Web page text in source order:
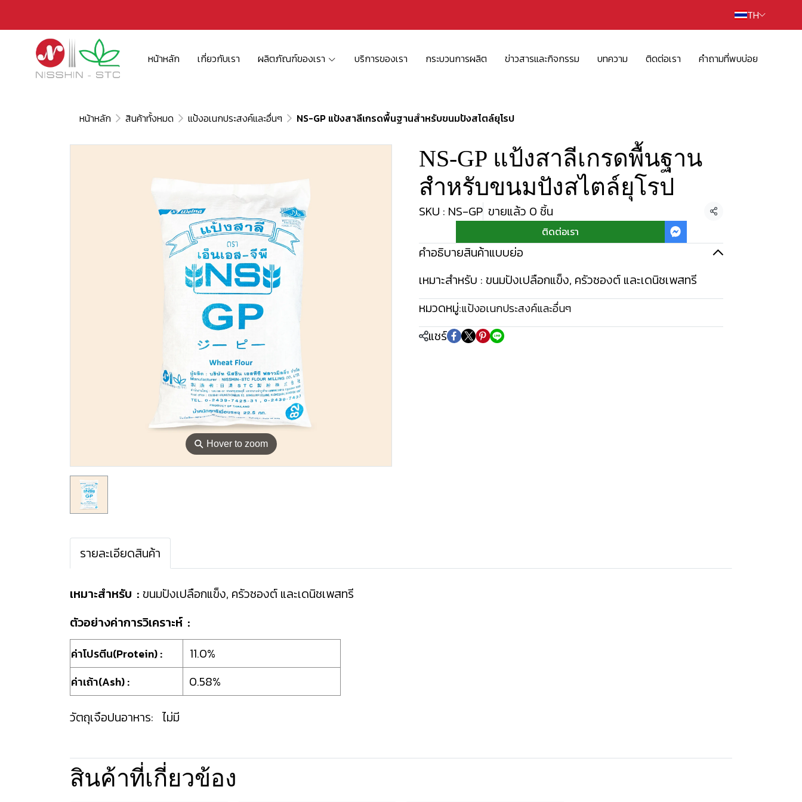
TH
หน้าหลัก เกี่ยวกับเรา ผลิตภัณฑ์ของเรา บริการของเรา กระบวนการผลิต ข่าวสารและกิจกรรม บทความ ติดต่อเรา คำถามที่พบบ่อย
หน้าหลัก สินค้าทั้งหมด แป้งอเนกประสงค์และอื่นๆ NS-GP แป้งสาลีเกรดพื้นฐานสำหรับขนมปังสไตล์ยุโรป
⚲ Hover to zoom
NS-GP แป้งสาลีเกรดพื้นฐาน
สำหรับขนมปังสไตล์ยุโรป
SKU : NS-GP ขายแล้ว 0 ชิ้น
แชร์
ติดต่อเรา
คำอธิบายสินค้าแบบย่อ
เหมาะสำหรับ : ขนมปังเปลือกแข็ง, ครัวซองต์ และเดนิชเพสทรี
หมวดหมู่:แป้งอเนกประสงค์และอื่นๆ
แชร์
รายละเอียดสินค้า
เหมาะสำหรับ : ขนมปังเปลือกแข็ง, ครัวซองต์ และเดนิชเพสทรี
ตัวอย่างค่าการวิเคราะห์ :
ค่าโปรตีน(Protein) : 11.0%
ค่าเถ้า(Ash) :
0.58%
วัตถุเจือปนอาหาร: ไม่มี
สินค้าที่เกี่ยวข้อง